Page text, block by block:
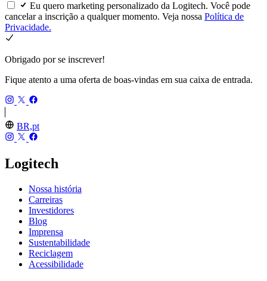
Eu quero marketing personalizado da Logitech. Você pode
cancelar a inscrição a qualquer momento. Veja nossa Política de
Privacidade.
Obrigado por se inscrever!
Fique atento a uma oferta de boas-vindas em sua caixa de entrada.
BR,pt
Logitech
Nossa história
Carreiras
Investidores
Blog
Imprensa
Sustentabilidade
Reciclagem
Acessibilidade